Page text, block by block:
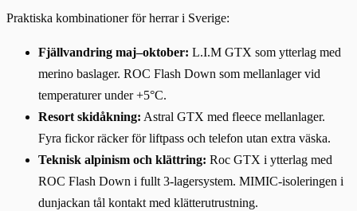
Praktiska kombinationer för herrar i Sverige:
Fjällvandring maj–oktober: L.I.M GTX som ytterlag med
merino baslager. ROC Flash Down som mellanlager vid
temperaturer under +5°C.
Resort skidåkning: Astral GTX med fleece mellanlager.
Fyra fickor räcker för liftpass och telefon utan extra väska.
Teknisk alpinism och klättring: Roc GTX i ytterlag med
ROC Flash Down i fullt 3-lagersystem. MIMIC-isoleringen i
dunjackan tål kontakt med klätterutrustning.